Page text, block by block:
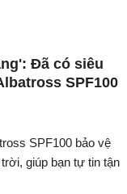
Đã có siêu
SPF100
SPF100 bảo vệ
giúp bạn tự tin tận